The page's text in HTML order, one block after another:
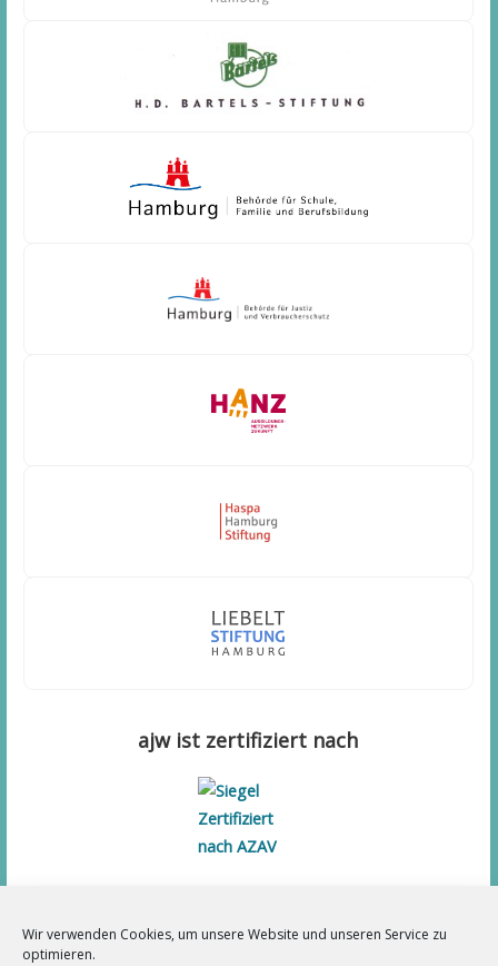
Wir verwenden Cookies, um unsere Website und unseren Service zu
optimieren.
ajw ist zertifiziert nach